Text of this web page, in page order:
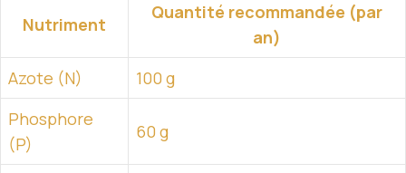
Nutriment
Quantité recommandée (par
an)
Azote (N)
100 g
Phosphore
(P)
60 g